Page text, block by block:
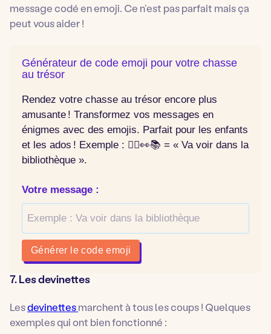
message codé en emoji. Ce n’est pas parfait mais ça
peut vous aider !
Générateur de code emoji pour votre chasse
au trésor
Rendez votre chasse au trésor encore plus
amusante ! Transformez vos messages en
énigmes avec des emojis. Parfait pour les enfants
et les ados ! Exemple : 🏃‍♀️👀📚 = « Va voir dans la
bibliothèque ».
Votre message :
Générer le code emoji
7. Les devinettes
Lesdevinettesmarchent à tous les coups ! Quelques
exemples qui ont bien fonctionné :